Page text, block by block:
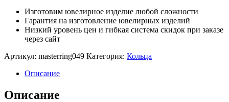
Изготовим ювелирное изделие любой сложности
Гарантия на изготовление ювелирных изделий
Низкий уровень цен и гибкая система скидок при заказе
через сайт
Артикул: masterring049 Категория: Кольца
Описание
Описание